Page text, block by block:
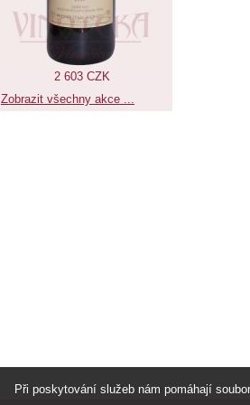
2 603 CZK
Zobrazit všechny akce ...
Při poskytování služeb nám pomáhají